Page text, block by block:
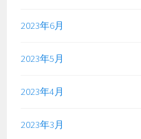
2023年6月
2023年5月
2023年4月
2023年3月